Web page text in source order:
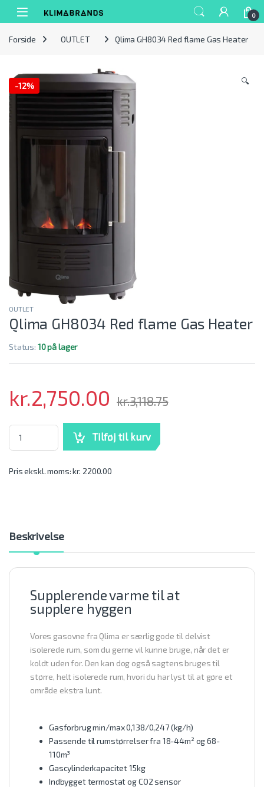
Spring til navigation
Gå til indhold
0
Forside OUTLET Qlima GH8034 Red flame Gas Heater
-12% 🔍
OUTLET
Qlima GH8034 Red flame Gas Heater
Status: 10 på lager
kr.2,750.00 kr.3,118.75
Qlima GH8034 Red flame Gas Heater mængde
Tilføj til kurv
Pris ekskl. moms: kr. 2200.00
Beskrivelse
Supplerende varme til at
supplere hyggen
Vores gasovne fra Qlima er særlig gode til delvist
isolerede rum, som du gerne vil kunne bruge, når det er
koldt uden for. Den kan dog også sagtens bruges til
større, helt isolerede rum, hvori du har lyst til at gøre et
område ekstra lunt.
Gasforbrug min/max 0,138/0,247 (kg/h)
Passende til rumstørrelser fra 18-44m² og 68-
110m³
Gascylinderkapacitet 15kg
Indbygget termostat og CO2 sensor